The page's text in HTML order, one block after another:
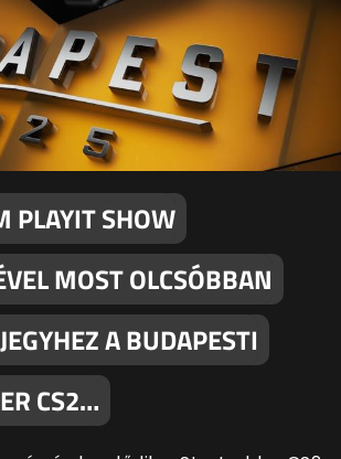
PLAYIT SHOW
MOST OLCSÓBBAN
A BUDAPESTI
CS2…